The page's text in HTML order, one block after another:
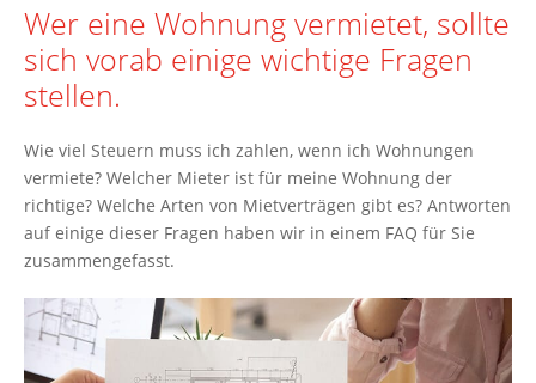
Wer eine Wohnung vermietet, sollte
sich vorab einige wichtige Fragen
stellen.
Wie viel Steuern muss ich zahlen, wenn ich Wohnungen
vermiete? Welcher Mieter ist für meine Wohnung der
richtige? Welche Arten von Mietverträgen gibt es? Antworten
auf einige dieser Fragen haben wir in einem FAQ für Sie
zusammengefasst.